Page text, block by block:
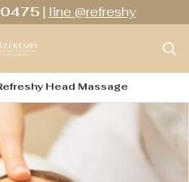
| line @refreshy
Head Massage